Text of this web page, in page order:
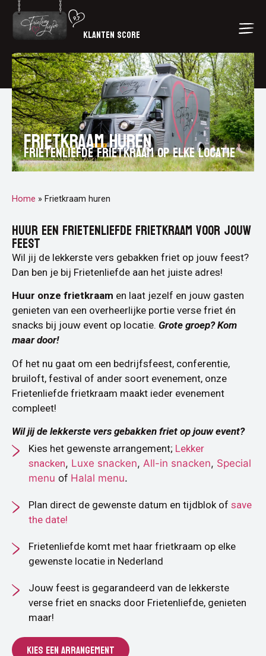
KLANTEN SCORE
Frietkraam huren
FRIETENLIEFDE FRIETKRAAM OP ELKE LOCATIE
Home » Frietkraam huren
HUUR EEN FRIETENLIEFDE FRIETKRAAM VOOR JOUW
FEEST
Wil jij de lekkerste vers gebakken friet op jouw feest?
Dan ben je bij Frietenliefde aan het juiste adres!
Huur onze frietkraam en laat jezelf en jouw gasten
genieten van een overheerlijke portie verse friet én
snacks bij jouw event op locatie. Grote groep? Kom
maar door!
Of het nu gaat om een bedrijfsfeest, conferentie,
bruiloft, festival of ander soort evenement, onze
Frietenliefde frietkraam maakt ieder evenement
compleet!
Wil jij de lekkerste vers gebakken friet op jouw event?
Kies het gewenste arrangement; Lekker
snacken, Luxe snacken, All-in snacken, Special
menu of Halal menu.
Plan direct de gewenste datum en tijdblok of save
the date!
Frietenliefde komt met haar frietkraam op elke
gewenste locatie in Nederland
Jouw feest is gegarandeerd van de lekkerste
verse friet en snacks door Frietenliefde, genieten
maar!
KIES EEN ARRANGEMENT